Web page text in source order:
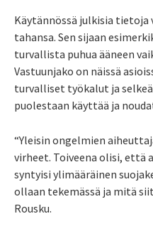
Käytännössä julkisia tietoja
tahansa. Sen sijaan
turvallista puhua ääneen
Vastuunjako on näissä
turvalliset työkalut ja
puolestaan käyttää ja
“Yleisin ongelmien
virheet. Toiveena olisi, että
syntyisi ylimääräinen
ollaan tekemässä ja mitä
Rousku.